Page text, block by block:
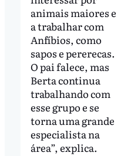
animais maiores e
a trabalhar com
Anfíbios, como
sapos e pererecas.
O pai falece, mas
Berta continua
trabalhando com
esse grupo e se
torna uma grande
especialista na
área”, explica.